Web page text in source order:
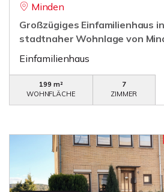
Minden
Großzügiges Einfamilienhaus
stadtnaher Wohnlage von
Einfamilienhaus
199 m²
WOHNFLÄCHE
7
ZIMMER